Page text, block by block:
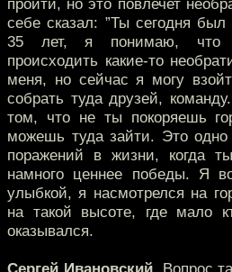
пройти, но это повлечет
себе сказал: ”Ты сегодня
35 лет, я понимаю, что
происходить какие-то
меня, но сейчас я могу
собрать туда друзей,
том, что не ты покоряешь
можешь туда зайти. Это одно
поражений в жизни, когда
намного ценнее победы. Я
улыбкой, я насмотрелся на
на такой высоте, где мало
оказывался.